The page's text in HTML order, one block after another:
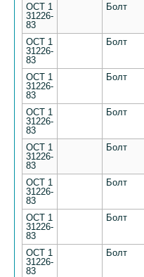
ОСТ 1
31226-
83
Болт
ОСТ 1
31226-
83
Болт
ОСТ 1
31226-
83
Болт
ОСТ 1
31226-
83
Болт
ОСТ 1
31226-
83
Болт
ОСТ 1
31226-
83
Болт
ОСТ 1
31226-
83
Болт
ОСТ 1
31226-
83
Болт